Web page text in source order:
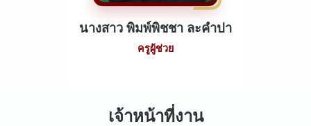
นางสาว พิมพ์พิชชา ละคำปา
ครูผู้ช่วย
เจ้าหน้าที่งาน